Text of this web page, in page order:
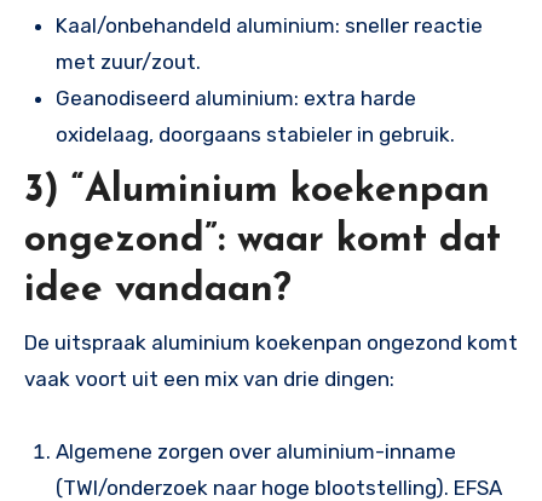
Kaal/onbehandeld aluminium: sneller reactie
met zuur/zout.
Geanodiseerd aluminium: extra harde
oxidelaag, doorgaans stabieler in gebruik.
3) “Aluminium koekenpan
ongezond”: waar komt dat
idee vandaan?
De uitspraak aluminium koekenpan ongezond komt
vaak voort uit een mix van drie dingen:
Algemene zorgen over aluminium-inname
(TWI/onderzoek naar hoge blootstelling). EFSA